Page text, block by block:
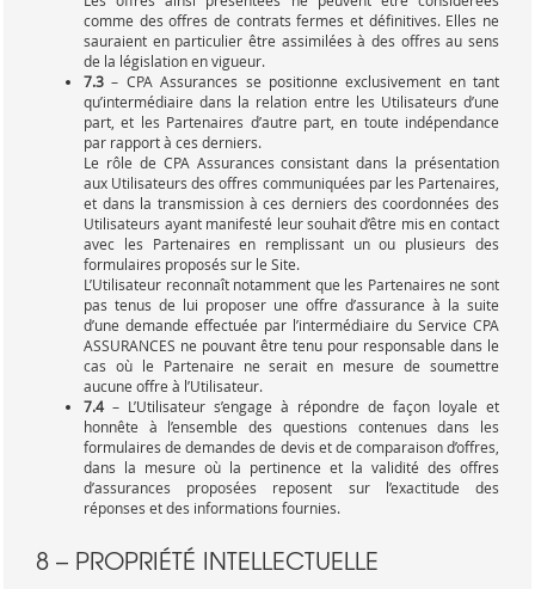
comme des offres de contrats fermes et définitives. Elles ne
sauraient en particulier être assimilées à des offres au sens
de la législation en vigueur.
7.3 – CPA Assurances se positionne exclusivement en tant
qu’intermédiaire dans la relation entre les Utilisateurs d’une
part, et les Partenaires d’autre part, en toute indépendance
par rapport à ces derniers.
Le rôle de CPA Assurances consistant dans la présentation
aux Utilisateurs des offres communiquées par les Partenaires,
et dans la transmission à ces derniers des coordonnées des
Utilisateurs ayant manifesté leur souhait d’être mis en contact
avec les Partenaires en remplissant un ou plusieurs des
formulaires proposés sur le Site.
L’Utilisateur reconnaît notamment que les Partenaires ne sont
pas tenus de lui proposer une offre d’assurance à la suite
d’une demande effectuée par l’intermédiaire du Service CPA
ASSURANCES ne pouvant être tenu pour responsable dans le
cas où le Partenaire ne serait en mesure de soumettre
aucune offre à l’Utilisateur.
7.4 – L’Utilisateur s’engage à répondre de façon loyale et
honnête à l’ensemble des questions contenues dans les
formulaires de demandes de devis et de comparaison d’offres,
dans la mesure où la pertinence et la validité des offres
d’assurances proposées reposent sur l’exactitude des
réponses et des informations fournies.
8 – PROPRIÉTÉ INTELLECTUELLE